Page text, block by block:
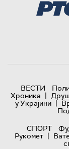
ВЕСТИ
Хроника |
у Украјини |
СПОРТ
Рукомет |